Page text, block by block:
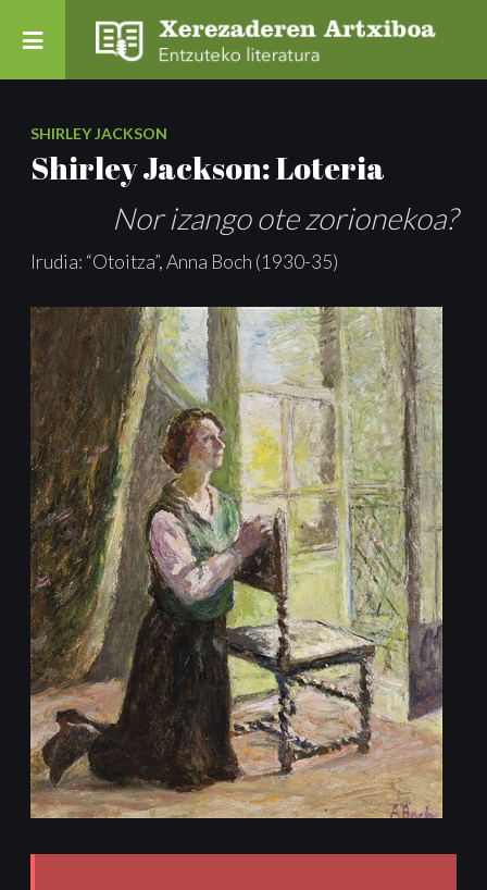
SHIRLEY JACKSON
Shirley Jackson: Loteria
Nor izango ote zorionekoa?
Irudia: “Otoitza”, Anna Boch (1930-35)